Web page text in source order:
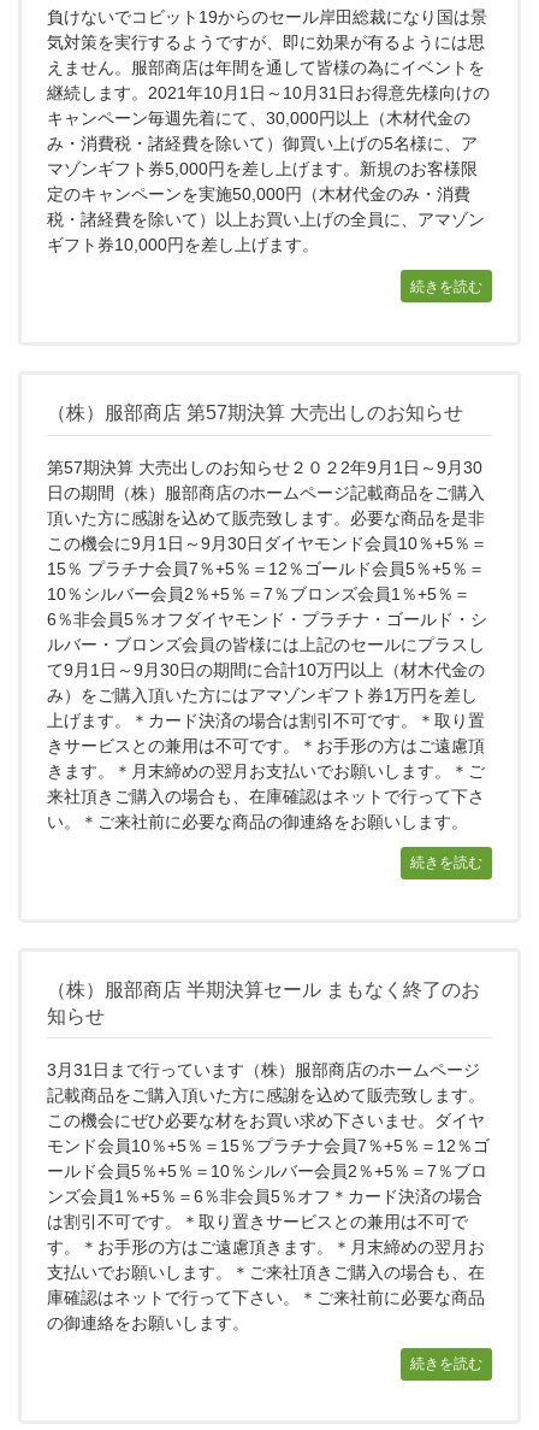
負けないでコビット19からのセール岸田総裁になり国は景
気対策を実行するようですが、即に効果が有るようには思
えません。服部商店は年間を通して皆様の為にイベントを
継続します。2021年10月1日～10月31日お得意先様向けの
キャンペーン毎週先着にて、30,000円以上（木材代金の
み・消費税・諸経費を除いて）御買い上げの5名様に、ア
マゾンギフト券5,000円を差し上げます。新規のお客様限
定のキャンペーンを実施50,000円（木材代金のみ・消費
税・諸経費を除いて）以上お買い上げの全員に、アマゾン
ギフト券10,000円を差し上げます。
続きを読む
（株）服部商店 第57期決算 大売出しのお知らせ
第57期決算 大売出しのお知らせ２０２2年9月1日～9月30
日の期間（株）服部商店のホームページ記載商品をご購入
頂いた方に感謝を込めて販売致します。必要な商品を是非
この機会に9月1日～9月30日ダイヤモンド会員10％+5％＝
15％ プラチナ会員7％+5％＝12％ゴールド会員5％+5％＝
10％シルバー会員2％+5％＝7％ブロンズ会員1％+5％＝
6％非会員5％オフダイヤモンド・プラチナ・ゴールド・シ
ルバー・ブロンズ会員の皆様には上記のセールにプラスし
て9月1日～9月30日の期間に合計10万円以上（材木代金の
み）をご購入頂いた方にはアマゾンギフト券1万円を差し
上げます。＊カード決済の場合は割引不可です。＊取り置
きサービスとの兼用は不可です。＊お手形の方はご遠慮頂
きます。＊月末締めの翌月お支払いでお願いします。＊ご
来社頂きご購入の場合も、在庫確認はネットで行って下さ
い。＊ご来社前に必要な商品の御連絡をお願いします。
続きを読む
（株）服部商店 半期決算セール まもなく終了のお
知らせ
3月31日まで行っています（株）服部商店のホームページ
記載商品をご購入頂いた方に感謝を込めて販売致します。
この機会にぜひ必要な材をお買い求め下さいませ。ダイヤ
モンド会員10％+5％＝15％プラチナ会員7％+5％＝12％ゴ
ールド会員5％+5％＝10％シルバー会員2％+5％＝7％ブロ
ンズ会員1％+5％＝6％非会員5％オフ＊カード決済の場合
は割引不可です。＊取り置きサービスとの兼用は不可で
す。＊お手形の方はご遠慮頂きます。＊月末締めの翌月お
支払いでお願いします。＊ご来社頂きご購入の場合も、在
庫確認はネットで行って下さい。＊ご来社前に必要な商品
の御連絡をお願いします。
続きを読む